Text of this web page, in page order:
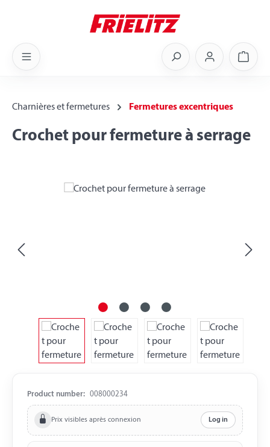
Charnières et fermetures Fermetures excentriques
Crochet pour fermeture à serrage
Skip image gallery
Product number: 008000234
Prix visibles après connexion Log in